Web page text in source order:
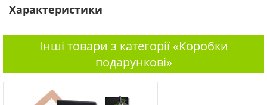
Характеристики
Інші товари з категорії «Коробки
подарункові»